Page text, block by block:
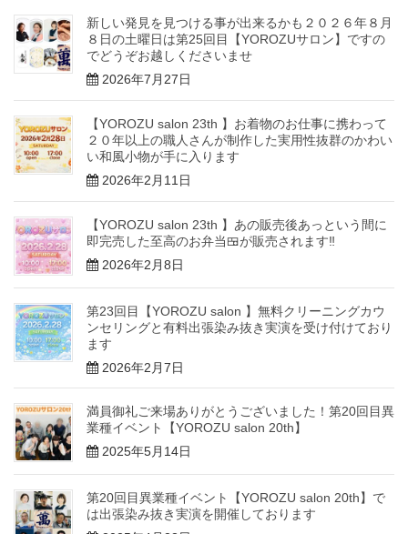
新しい発見を見つける事が出来るかも２０２６年８月
８日の土曜日は第25回目【YOROZUサロン】ですの
でどうぞお越しくださいませ
2026年7月27日
【YOROZU salon 23th 】お着物のお仕事に携わって
２０年以上の職人さんが制作した実用性抜群のかわい
い和風小物が手に入ります
2026年2月11日
【YOROZU salon 23th 】あの販売後あっという間に
即完売した至高のお弁当🍱が販売されます‼️
2026年2月8日
第23回目【YOROZU salon 】無料クリーニングカウ
ンセリングと有料出張染み抜き実演を受け付けており
ます
2026年2月7日
満員御礼ご来場ありがとうございました！第20回目異
業種イベント【YOROZU salon 20th】
2025年5月14日
第20回目異業種イベント【YOROZU salon 20th】で
は出張染み抜き実演を開催しております